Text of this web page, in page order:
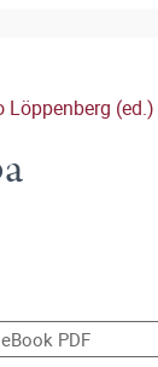
Löppenberg (ed.)
eBook PDF